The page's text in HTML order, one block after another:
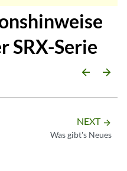
SRX-Serie
arrow_backward arrow_forward
NEXT arrow_forward
Was gibt's Neues